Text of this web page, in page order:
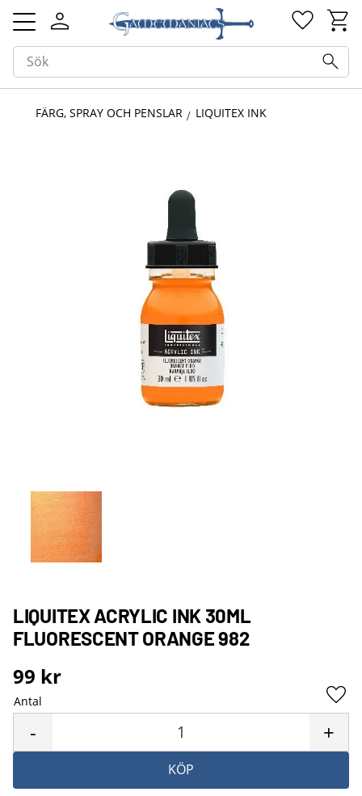
Meny
FÄRG, SPRAY OCH PENSLAR LIQUITEX INK
LIQUITEX ACRYLIC INK 30ML
FLUORESCENT ORANGE 982
99 kr
Antal
+
-
KÖP